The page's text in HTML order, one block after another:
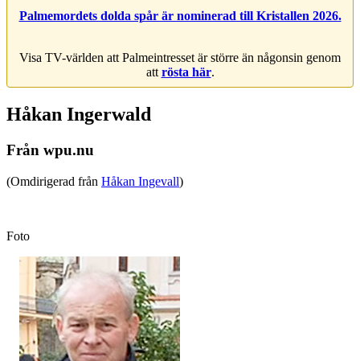
Palmemordets dolda spår är nominerad till Kristallen 2026.
Visa TV-världen att Palmeintresset är större än någonsin genom
att rösta här.
Håkan Ingerwald
Från wpu.nu
(Omdirigerad från Håkan Ingevall)
Foto